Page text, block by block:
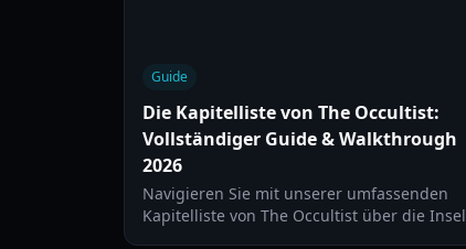
Guide
Die Kapitelliste von The Occultist:
Vollständiger Guide & Walkthrough
2026
Navigieren Sie mit unserer umfassenden
Kapitelliste von The Occultist über die Insel